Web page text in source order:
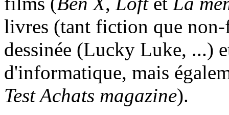
livres (tant fiction que
dessinée (Lucky Luke, ...)
d'informatique, mais
Test Achats magazine).